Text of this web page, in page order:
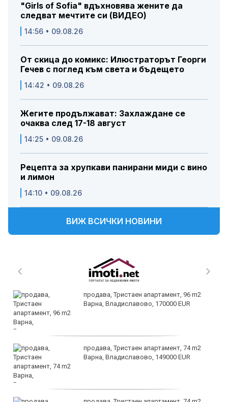
"Girls of Sofia" вдъхновява жените да
следват мечтите си (ВИДЕО)
14:56 • 09.08.26
От скица до комикс: Илюстраторът Георги
Гечев с поглед към света и бъдещето
14:42 • 09.08.26
Жегите продължават: Захлаждане се
очаква след 17-18 август
14:25 • 09.08.26
Рецепта за хрупкави панирани миди с вино
и лимон
14:10 • 09.08.26
ВИЖ ВСИЧКИ НОВИНИ
продава, Тристаен апартамент, 96 m2
Варна, Владиславово, 170000 EUR
продава, Тристаен апартамент, 74 m2
Варна, Владиславово, 149000 EUR